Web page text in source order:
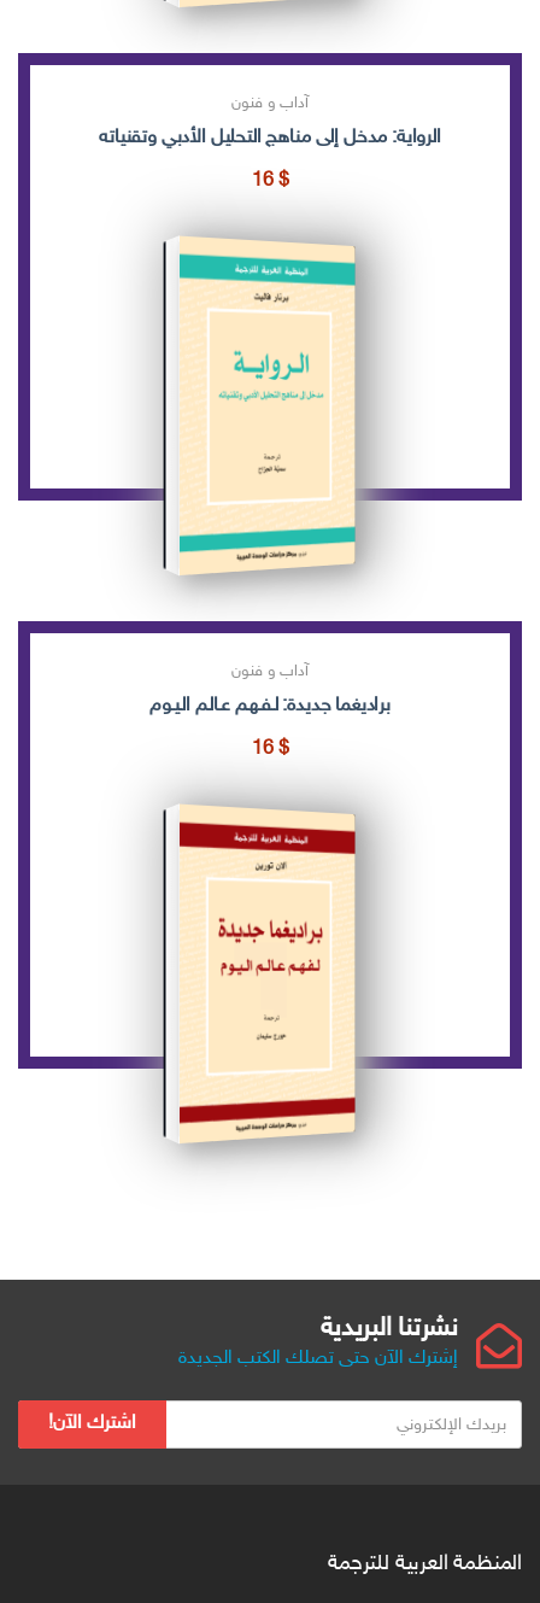
آداب و فنون
الرواية: مدخل إلى مناهج التحليل الأدبي وتقنياته
16 $
آداب و فنون
براديغما جديدة: لـفـهـم عـالـم الـيـوم
16 $
نشرتنا البريدية
إشترك الآن حتى تصلك الكتب الجديدة
ر
ا
اشترك الآن!
المنظمة العربية للترجمة